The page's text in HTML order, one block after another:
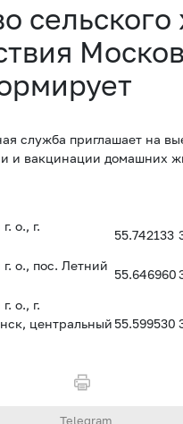
сельского
служба приглашает на
и вакцинации домашних
о., г.
55.742133
о., пос. Летний
55.646960
о., г.
центральный 55.599530